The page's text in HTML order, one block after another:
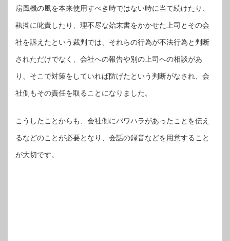
扇風機の風を本来使用すべき時ではない時に当て続けたり、
執拗に叱責したり、理不尽な始末書をかかせた上司とその会
社を訴えたという裁判では、それらの行為が不法行為と判断
されただけでなく、会社への報告や別の上司への相談があ
り、そこで対策をしていれば防げたという判断がなされ、会
社側もその責任を取ることになりました。
こうしたことからも、会社側にパワハラがあったことを伝え
るなどのことが必要となり、会話の録音などを用意すること
が大切です。